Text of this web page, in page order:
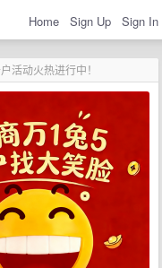
Home Sign Up Sign In
活动火热进行中！